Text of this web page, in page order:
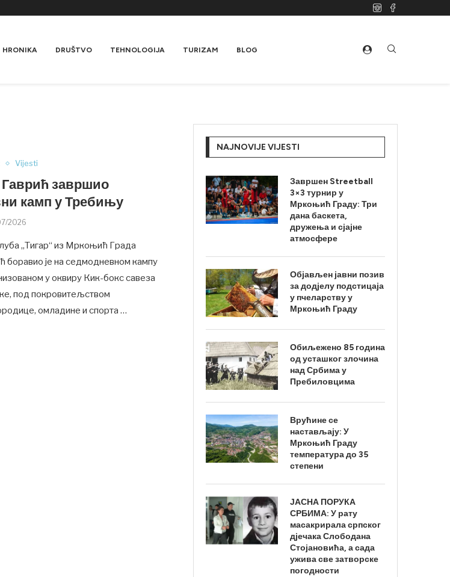
HRONIKA DRUŠTVO TEHNOLOGIJA TURIZAM BLOG
Vijesti
завршио
камп у Требињу
2026
„Тигар“ из Мркоњић Града
боравио је на седмодневном кампу
у оквиру Кик-бокс савеза
под покровитељством
омладине и спорта …
NAJNOVIJE VIJESTI
Завршен Streetball
3×3 турнир у
Мркоњић Граду: Три
дана баскета,
дружења и сјајне
атмосфере
Објављен јавни позив
за додјелу подстицаја
у пчеларству у
Мркоњић Граду
Обиљежено 85 година
од усташког злочина
над Србима у
Пребиловцима
Врућине се
настављају: У
Мркоњић Граду
температура до 35
степени
ЈАСНА ПОРУКА
СРБИМА: У рату
масакрирала српског
дјечака Слободана
Стојановића, а сада
ужива све затворске
погодности